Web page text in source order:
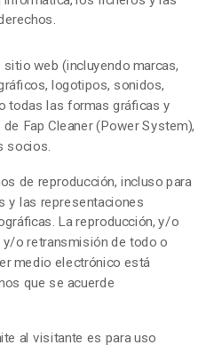
web (incluyendo marcas,
logotipos, sonidos,
todas las formas gráficas y
Fap Cleaner (Power System),
socios.
de reproducción, incluso para
y las representaciones
La reproducción, y/o
o retransmisión de todo o
medio electrónico está
que se acuerde
al visitante es para uso